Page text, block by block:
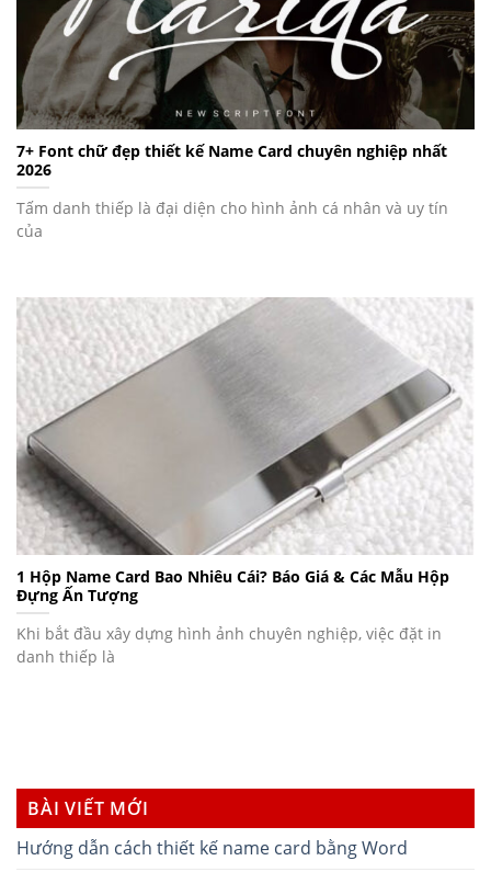
7+ Font chữ đẹp thiết kế Name Card chuyên nghiệp nhất
2026
Tấm danh thiếp là đại diện cho hình ảnh cá nhân và uy tín
của
1 Hộp Name Card Bao Nhiêu Cái? Báo Giá & Các Mẫu Hộp
Đựng Ấn Tượng
Khi bắt đầu xây dựng hình ảnh chuyên nghiệp, việc đặt in
danh thiếp là
BÀI VIẾT MỚI
Hướng dẫn cách thiết kế name card bằng Word